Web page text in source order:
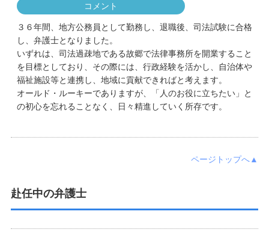
コメント
３６年間、地方公務員として勤務し、退職後、司法試験に合格
し、弁護士となりました。
いずれは、司法過疎地である故郷で法律事務所を開業すること
を目標としており、その際には、行政経験を活かし、自治体や
福祉施設等と連携し、地域に貢献できればと考えます。
オールド・ルーキーでありますが、「人のお役に立ちたい」と
の初心を忘れることなく、日々精進していく所存です。
ページトップへ▲
赴任中の弁護士